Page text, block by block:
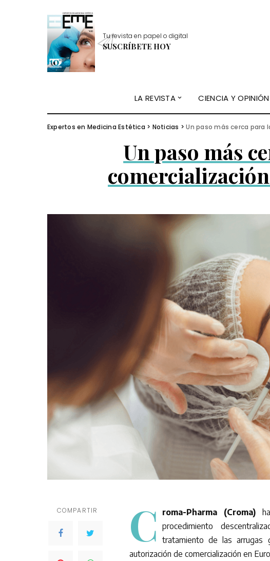
Tu revista en papel o digital
SUSCRÍBETE HOY
LA REVISTA CIENCIA Y OPINIÓN
Expertos en Medicina Estética > Noticias >Un paso más cerca para
Un paso más
COMPARTIR C roma-Pharma (Croma)
procedimiento
tratamiento de las arrugas
autorización de comercialización en